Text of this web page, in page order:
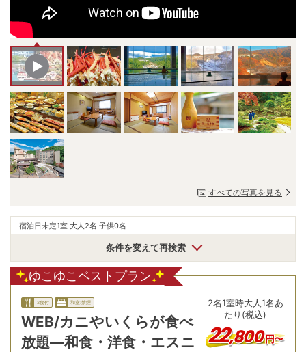
すべての写真を見る
宿泊日未定1室 大人2名 子供0名
条件を変えて再検索
ゆこゆこベストプラン
2食付 和室:禁煙
WEB/カニやいくらが食べ
放題―和食・洋食・エスニ
2名1室時大人1名あ
たり(税込)
22,800円〜